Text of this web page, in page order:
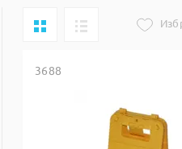
3688